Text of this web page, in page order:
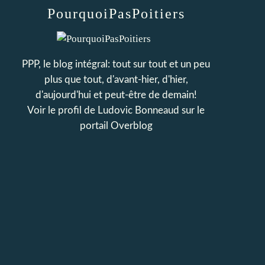
PourquoiPasPoitiers
PPP, le blog intégral: tout sur tout et un peu
plus que tout, d'avant-hier, d'hier,
d'aujourd'hui et peut-être de demain!
Voir le profil de Ludovic Bonneaud sur le
portail Overblog